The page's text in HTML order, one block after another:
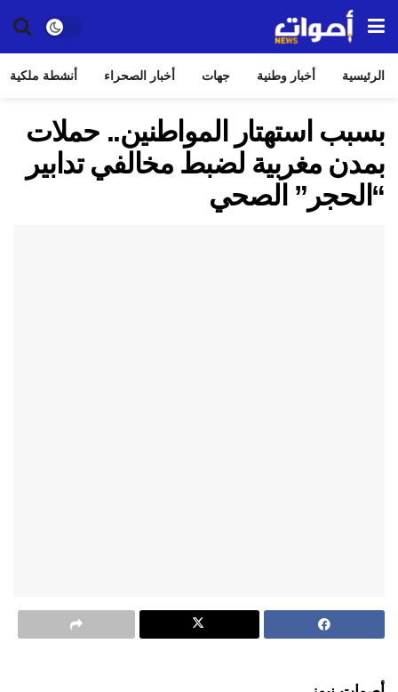
الرئيسية أخبار وطنية جهات أخبار الصحراء أنشطة ملكية
بسبب استهتار المواطنين.. حملات
بمدن مغربية لضبط مخالفي تدابير
“الحجر” الصحي